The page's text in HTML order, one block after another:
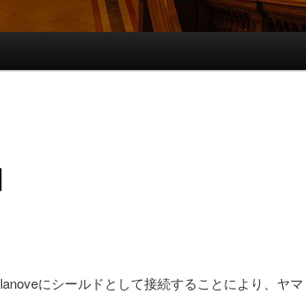
にシールドとして接続することにより、ヤマ